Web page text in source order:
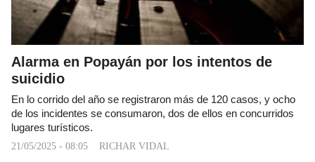
Alarma en Popayán por los intentos de
suicidio
En lo corrido del año se registraron más de 120 casos, y ocho
de los incidentes se consumaron, dos de ellos en concurridos
lugares turísticos.
21/05/2025 - 08:05 RICHAR VIDAL